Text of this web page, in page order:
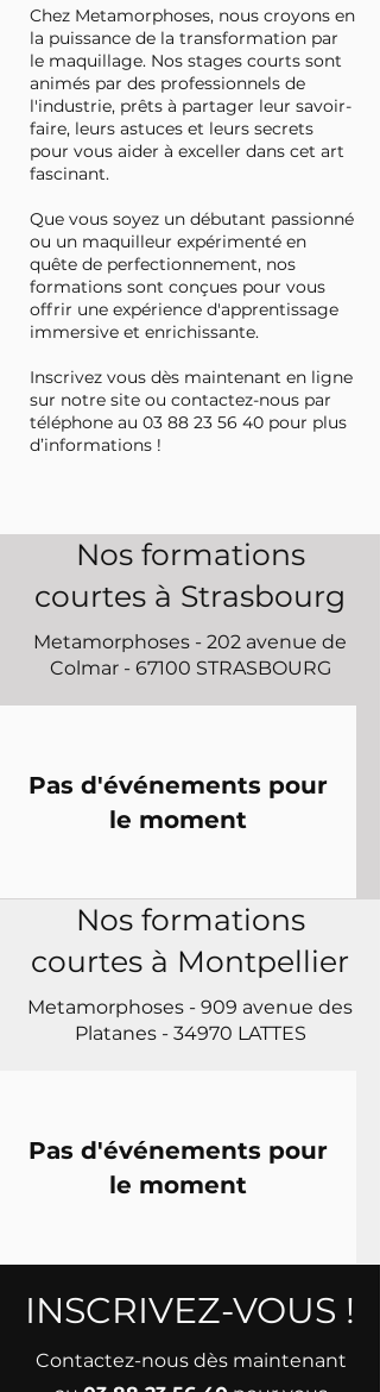
Chez Metamorphoses, nous croyons en
la puissance de la transformation par
le maquillage. Nos stages courts sont
animés par des professionnels de
l'industrie, prêts à partager leur savoir-
faire, leurs astuces et leurs secrets
pour vous aider à exceller dans cet art
fascinant.
Que vous soyez un débutant passionné
ou un maquilleur expérimenté en
quête de perfectionnement, nos
formations sont conçues pour vous
offrir une expérience d'apprentissage
immersive et enrichissante.
Inscrivez vous dès maintenant en ligne
sur notre site ou contactez-nous par
téléphone au 03 88 23 56 40 pour plus
d’informations !
Nos formations
courtes à Strasbourg
Metamorphoses - 202 avenue de
Colmar - 67100 STRASBOURG
Pas d'événements pour
le moment
Nos formations
courtes à Montpellier
Metamorphoses - 909 avenue des
Platanes - 34970 LATTES
Pas d'événements pour
le moment
INSCRIVEZ-VOUS !
Contactez-nous dès maintenant